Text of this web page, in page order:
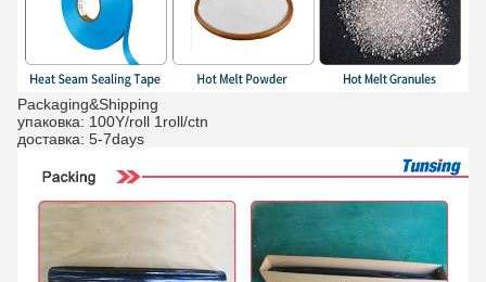
Packaging&Shipping
упаковка: 100Y/roll 1roll/ctn
доставка: 5-7days